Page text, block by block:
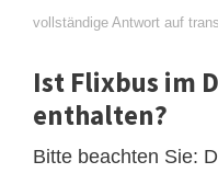
vollständige Antwort auf
Ist Flixbus im
enthalten?
Bitte beachten Sie: